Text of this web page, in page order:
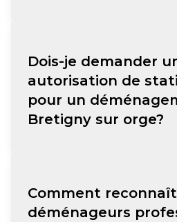
Dois-je demander
autorisation de
pour un
Bretigny sur orge?
Comment
déménageurs